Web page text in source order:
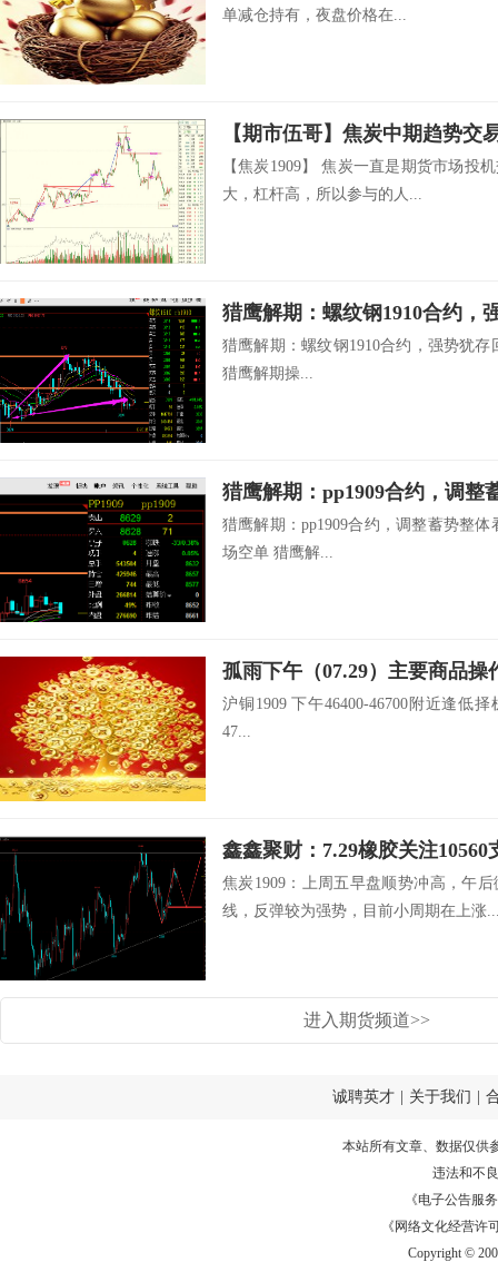
单减仓持有，夜盘价格在...
【期市伍哥】焦炭中期趋势交
【焦炭1909】 焦炭一直是期货市场投
大，杠杆高，所以参与的人...
猎鹰解期：螺纹钢1910合约，强势犹存
猎鹰解期操...
猎鹰解期：pp1909合约，调整蓄势整体
场空单 猎鹰解...
孤雨下午（07.29）主要商品操
沪铜1909 下午46400-46700附近逢低
47...
鑫鑫聚财：7.29橡胶关注10560
焦炭1909：上周五早盘顺势冲高，午
线，反弹较为强势，目前小周期在上涨
进入期货频道>>
诚聘英才 关于我们
本站所有文章、数据仅供
违法和不
《电子公告服务
《网络文化经营许
Copyright ©